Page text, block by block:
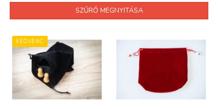
k
n
e
é
SZŰRŐ MEGNYITÁSA
T
e
r
é
e
KEDVENC